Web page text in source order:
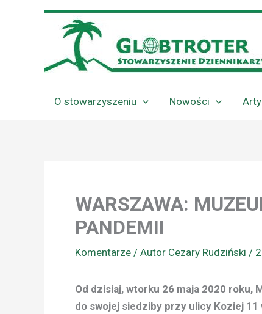
O stowarzyszeniu Nowości
WARSZAWA:
PANDEMII
Komentarze / Autor Cezary Rudziński /
Od dzisiaj, wtorku 26 maja 2020 roku,
do swojej siedziby przy ulicy Koziej 11